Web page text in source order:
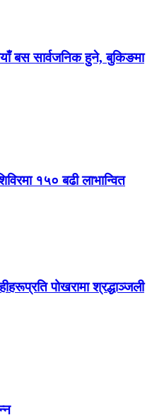
बस सार्वजनिक हुने, बुकिङमा
१५० बढी लाभान्वित
पोखरामा श्रद्धाञ्जली